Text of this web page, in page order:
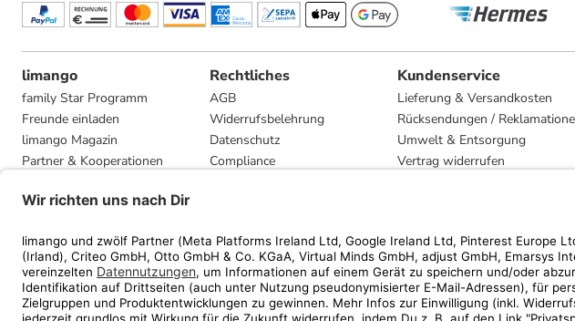
limango
family Star Programm
Freunde einladen
limango Magazin
Partner & Kooperationen
Presse
Rechtliches
AGB
Widerrufsbelehrung
Datenschutz
Compliance
Kundenservice
Lieferung & Versandkosten
Rücksendungen /
Umwelt & Entsorgung
Vertrag widerrufen